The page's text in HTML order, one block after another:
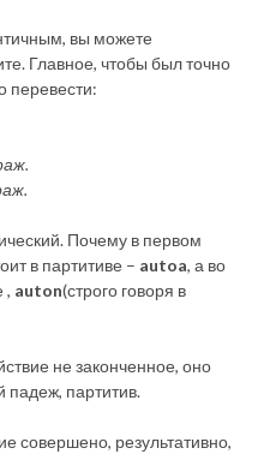
вы можете
Главное, чтобы был точно
перевести:
Почему в первом
в партитиве – autoa, а во
, auton(строго говоря в
не законченное, оно
падеж, партитив.
совершено, результативно,